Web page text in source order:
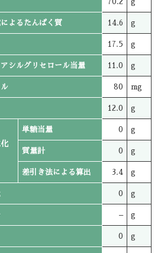
70.2 g
よるたんぱく質 14.6 g
17.5 g
シルグリセロール当量 11.0 g
80 mg
12.0 g
単糖当量 0 g
質量計 0 g
差引き法による算出 3.4 g
0 g
– g
0 g